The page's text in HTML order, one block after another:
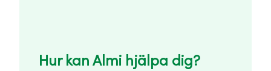
Hur kan Almi hjälpa dig?